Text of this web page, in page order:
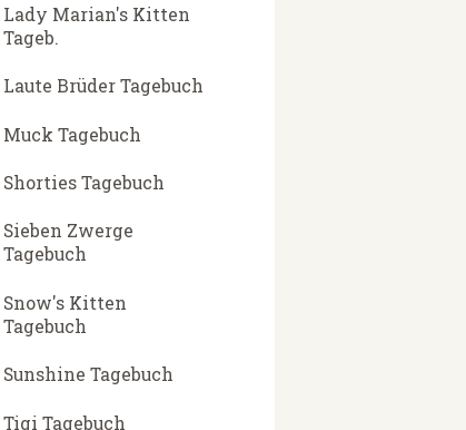
Lady Marian's Kitten
Tageb.
Laute Brüder Tagebuch
Muck Tagebuch
Shorties Tagebuch
Sieben Zwerge
Tagebuch
Snow's Kitten
Tagebuch
Sunshine Tagebuch
Tigi Tagebuch